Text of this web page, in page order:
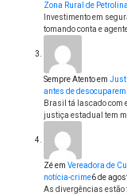
Zona Rural de Petrolina
Investimento em
tomando conta e
Sempre Atentoem
antes de
Brasil tá lascado com
justiça estadual tem
Zéem Vereadora de
notícia-crime6 de
As divergências